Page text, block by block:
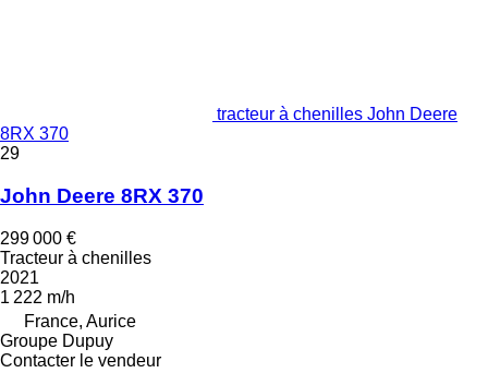
tracteur à chenilles John Deere
8RX 370
29
John Deere 8RX 370
299 000 €
Tracteur à chenilles
2021
1 222 m/h
France, Aurice
Groupe Dupuy
Contacter le vendeur